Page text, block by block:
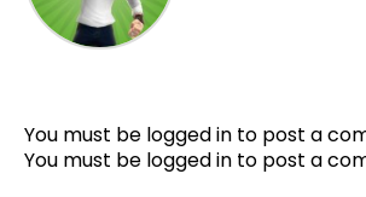
You must be logged in to post a
You must be logged in to post a
Pinterest